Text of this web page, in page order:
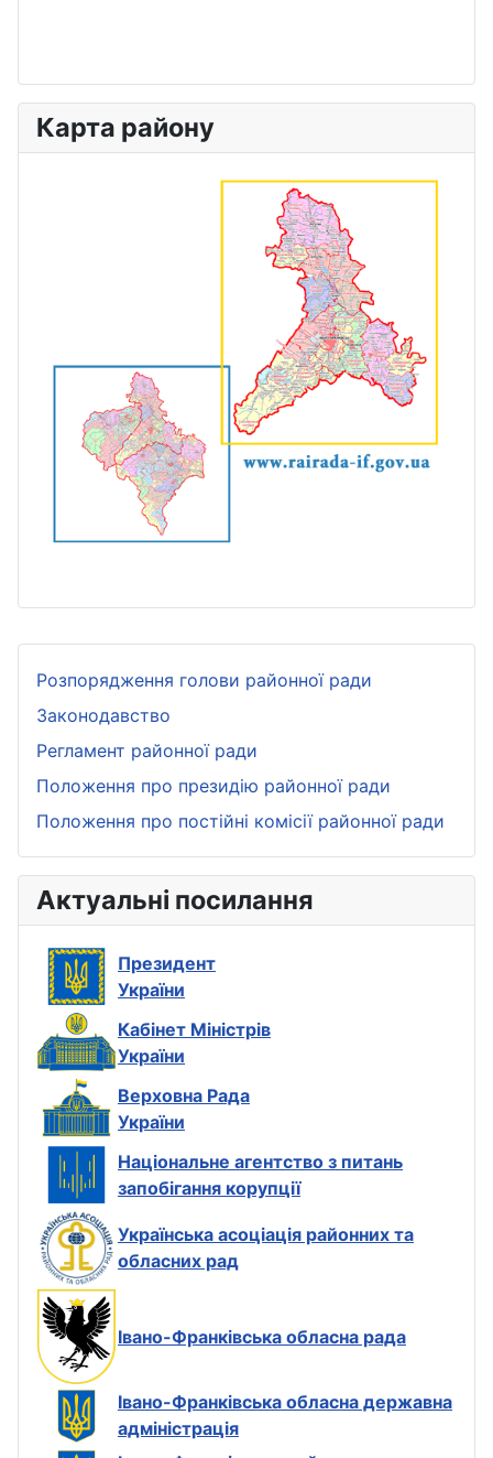
Розпорядження голови районної ради
Законодавство
Регламент районної ради
Положення про президію районної ради
Положення про постійні комісії районної ради
Актуальні посилання
Президент
України
Кабінет Міністрів
України
Верховна Рада
України
Національне агентство з питань
запобігання корупції
Українська асоціація районних та
обласних рад
Івано-Франківська обласна рада
Івано-Франківська обласна державна
адміністрація
Карта району